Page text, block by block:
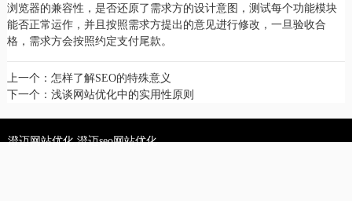
浏览器的兼容性，是否还原了需求方的设计意图，测试每个功能模块
能否正常运作，并且按照需求方提出的意见进行修改，一旦验收合
格，需求方会按照约定支付尾款。
上一个： 怎样了解SEO的特殊意义
下一个： 浅谈网站优化中的实用性原则
澄迈网站优化,澄迈seo网站优化